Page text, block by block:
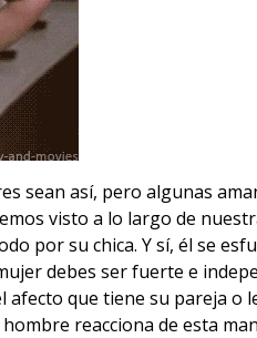
sean así, pero algunas
visto a lo largo de
por su chica. Y sí, él se
debes ser fuerte e
afecto que tiene su pareja o
reacciona de esta